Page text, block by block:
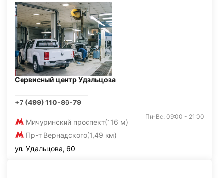
Сервисный центр Удальцова
+7 (499) 110-86-79
Мичуринский проспект(116 м)
Пр-т Вернадского(1,49 км)
Пн-Вс: 09:00 - 21:00
ул. Удальцова, 60